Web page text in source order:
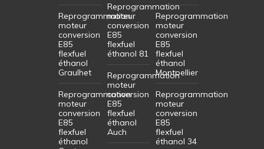
Reprogrammation
moteur
conversion
E85
flexfuel
éthanol
Graulhet
Reprogrammation
moteur
conversion
E85
flexfuel
éthanol
Reprogrammation
moteur
conversion
E85
flexfuel
éthanol 81
Reprogrammation
moteur
conversion
E85
flexfuel
éthanol
Auch
Reprogrammation
moteur
conversion
E85
flexfuel
éthanol
Montpellier
Reprogrammation
moteur
conversion
E85
flexfuel
éthanol 34